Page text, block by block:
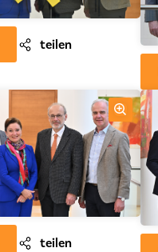
teilen
teilen